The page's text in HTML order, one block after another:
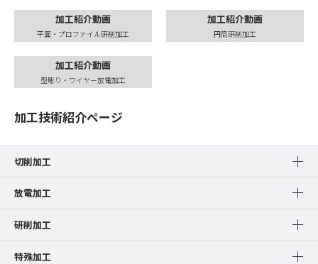
加工紹介動画
平面・プロファイル研削加工
加工紹介動画
円筒研削加工
加工紹介動画
型彫り・ワイヤー放電加工
加工技術紹介ページ
切削加工
放電加工
研削加工
特殊加工